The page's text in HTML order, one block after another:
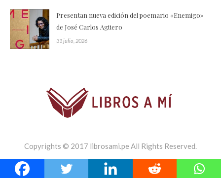
Presentan nueva edición del poemario «Enemigo»
de José Carlos Agüero
31 julio, 2026
Copyrights © 2017 librosami.pe All Rights Reserved.